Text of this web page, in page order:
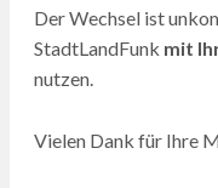
Der Wechsel ist
StadtLandFunk mit
nutzen.
Vielen Dank für Ihre